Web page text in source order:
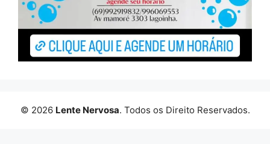
© 2026 Lente Nervosa. Todos os Direito Reservados.